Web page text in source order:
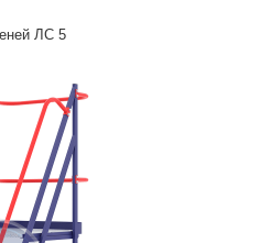
ЛС 5